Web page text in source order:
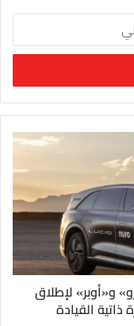
و«أوبر» لإطلاق
القيادة